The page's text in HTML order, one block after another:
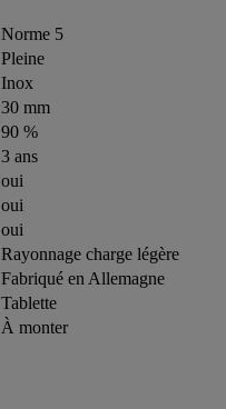
Norme 5
Pleine
Inox
30 mm
90 %
3 ans
oui
oui
oui
Rayonnage charge légère
Fabriqué en Allemagne
Tablette
À monter